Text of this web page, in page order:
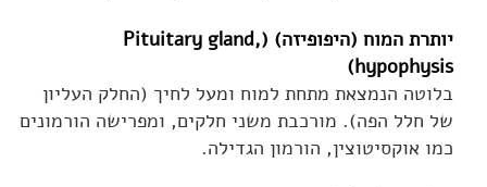
יותרת המוח (היפופיזה) (Pituitary gland,
hypophysis)
בלוטה הנמצאת מתחת למוח ומעל לחיך (החלק העליון
של חלל הפה). מורכבת משני חלקים, ומפרישה הורמונים
כמו אוקסיטוצין, הורמון הגדילה.